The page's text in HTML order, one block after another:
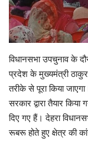
विधानसभा उपचुनाव के
प्रदेश के मुख्यमंत्री ठाकुर
तरीके से पूरा किया
सरकार द्वारा तैयार
दिए गए हैं। देहरा
रूबरू होते हुए क्षेत्र की